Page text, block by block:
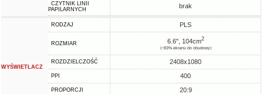
CZYTNIK LINII
PAPILARNYCH
brak
WYŚWIETLACZ
RODZAJ PLS
ROZMIAR 6.6", 104cm2
(~83% ekranu do obudowy)
ROZDZIELCZOŚĆ 2408x1080
PPI 400
PROPORCJI 20:9